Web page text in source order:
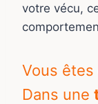
votre vécu,
Vous êtes
Dans une